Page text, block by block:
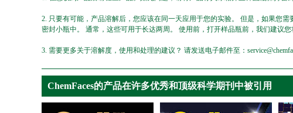
2. 只要有可能，产品溶解后，您应该在同一天应用于您的实验。 但是，如果您
密封小瓶中。 通常，这些可用于长达两周。 使用前，打开样品瓶前，我们建议您
3. 需要更多关于溶解度，使用和处理的建议？ 请发送电子邮件至：
ChemFaces的产品在许多优秀和顶级科学期刊中被引用